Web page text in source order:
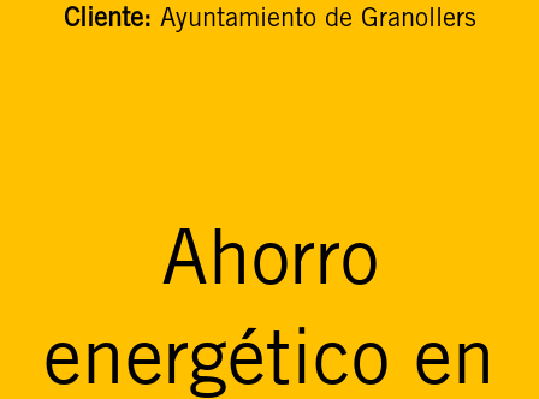
Cliente: Ayuntamiento de Granollers
Ahorro
energético en